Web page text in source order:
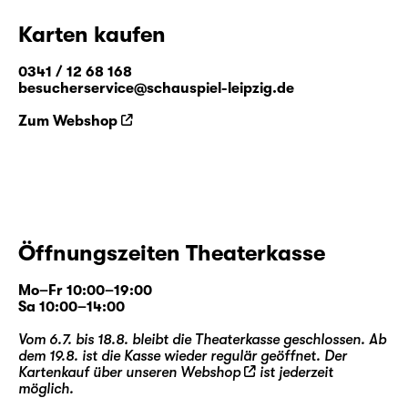
Karten kaufen
0341 / 12 68 168
besucherservice@schauspiel-leipzig.de
Zum Webshop
Öffnungszeiten Theaterkasse
Mo–Fr 10:00–19:00
Sa 10:00–14:00
Vom 6.7. bis 18.8. bleibt die Theaterkasse geschlossen. Ab
dem 19.8. ist die Kasse wieder regulär geöffnet. Der
Kartenkauf über unseren Webshop
ist jederzeit
möglich.